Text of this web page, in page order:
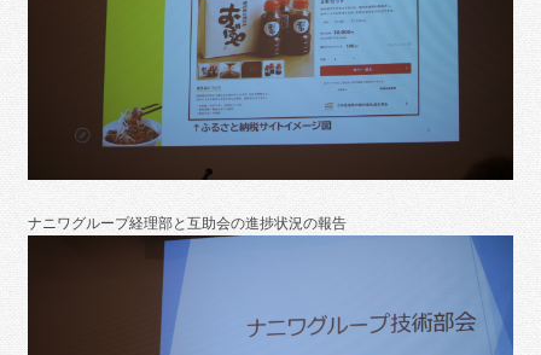
ナニワグループ経理部と互助会の進捗状況の報告